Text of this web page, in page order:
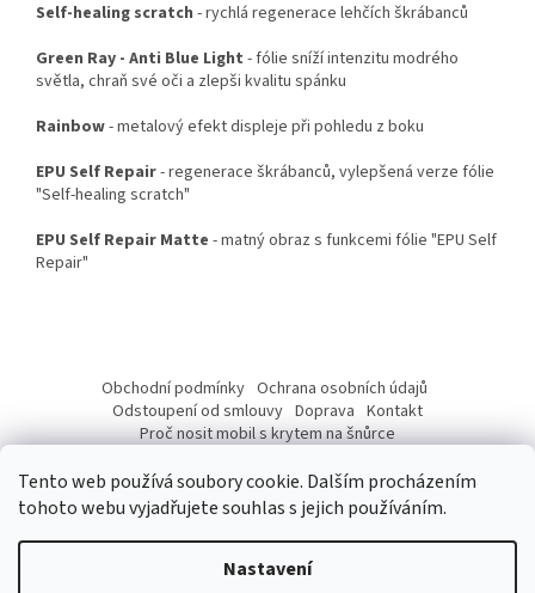
Tento web používá soubory cookie. Dalším procházením
tohoto webu vyjadřujete souhlas s jejich používáním.
Nastavení
Self-healing scratch - rychlá regenerace lehčích škrábanců
Green Ray - Anti Blue Light - fólie sníží intenzitu modrého
světla, chraň své oči a zlepši kvalitu spánku
Rainbow- metalový efekt displeje při pohledu z boku
EPU Self Repair- regenerace škrábanců, vylepšená verze fólie
"Self-healing scratch"
EPU Self Repair Matte - matný obraz s funkcemi fólie "EPU Self
Repair"
a
Obchodní podmínky Ochrana osobních údajů
Odstoupení od smlouvy Doprava Kontakt
Proč nosit mobil s krytem na šnůrce
Vytvořil Shoptet